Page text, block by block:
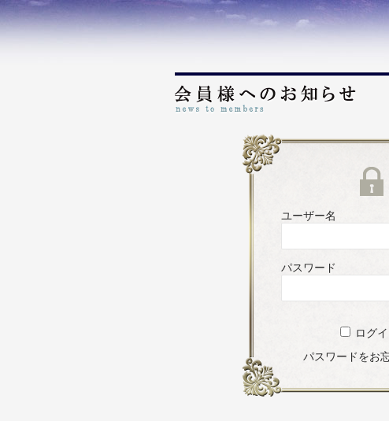
ユーザー名
パスワード
ログ
パスワードをお